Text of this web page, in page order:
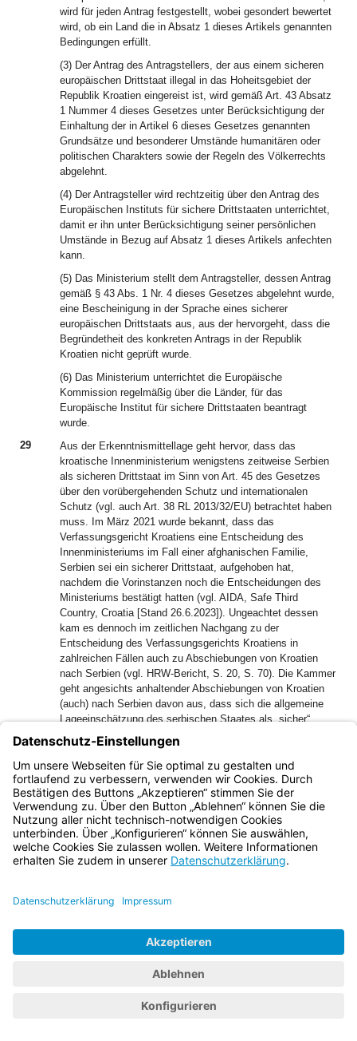
wird für jeden Antrag festgestellt, wobei gesondert bewertet
wird, ob ein Land die in Absatz 1 dieses Artikels genannten
Bedingungen erfüllt.
(3) Der Antrag des Antragstellers, der aus einem sicheren
europäischen Drittstaat illegal in das Hoheitsgebiet der
Republik Kroatien eingereist ist, wird gemäß Art. 43 Absatz
1 Nummer 4 dieses Gesetzes unter Berücksichtigung der
Einhaltung der in Artikel 6 dieses Gesetzes genannten
Grundsätze und besonderer Umstände humanitären oder
politischen Charakters sowie der Regeln des Völkerrechts
abgelehnt.
(4) Der Antragsteller wird rechtzeitig über den Antrag des
Europäischen Instituts für sichere Drittstaaten unterrichtet,
damit er ihn unter Berücksichtigung seiner persönlichen
Umstände in Bezug auf Absatz 1 dieses Artikels anfechten
kann.
(5) Das Ministerium stellt dem Antragsteller, dessen Antrag
gemäß § 43 Abs. 1 Nr. 4 dieses Gesetzes abgelehnt wurde,
eine Bescheinigung in der Sprache eines sicherer
europäischen Drittstaats aus, aus der hervorgeht, dass die
Begründetheit des konkreten Antrags in der Republik
Kroatien nicht geprüft wurde.
(6) Das Ministerium unterrichtet die Europäische
Kommission regelmäßig über die Länder, für das
Europäische Institut für sichere Drittstaaten beantragt
wurde.
29
Aus der Erkenntnismittellage geht hervor, dass das
kroatische Innenministerium wenigstens zeitweise Serbien
als sicheren Drittstaat im Sinn von Art. 45 des Gesetzes
über den vorübergehenden Schutz und internationalen
Schutz (vgl. auch Art. 38 RL 2013/32/EU) betrachtet haben
muss. Im März 2021 wurde bekannt, dass das
Verfassungsgericht Kroatiens eine Entscheidung des
Innenministeriums im Fall einer afghanischen Familie,
Serbien sei ein sicherer Drittstaat, aufgehoben hat,
nachdem die Vorinstanzen noch die Entscheidungen des
Ministeriums bestätigt hatten (vgl. AIDA, Safe Third
Country, Croatia [Stand 26.6.2023]). Ungeachtet dessen
kam es dennoch im zeitlichen Nachgang zu der
Entscheidung des Verfassungsgerichts Kroatiens in
zahlreichen Fällen auch zu Abschiebungen von Kroatien
nach Serbien (vgl. HRW-Bericht, S. 20, S. 70). Die Kammer
geht angesichts anhaltender Abschiebungen von Kroatien
(auch) nach Serbien davon aus, dass sich die allgemeine
Lageeinschätzung des serbischen Staates als „sicher“
durch Kroatien ungeachtet der Entscheidung des
Verfassungsgerichts nicht geändert hat. Dies gilt
unabhängig davon, ob die Bewertung Serbiens als „sicher“
durch Kroatien im Rahmen einer Asylentscheidung oder im
Rahmen einer Zurückweisungsentscheidung (die
europarechtlich unter die RL 2008/115/EG subsumiert
werden müsste) erfolgt. Denn mit den nach wie vor
stattfindenden Abschiebungen nach Serbien bringt Kroatien
zum Ausdruck, dass Serbien entweder im Sinn des
sicheren Drittstaatsprinzips „sicher“ sei (vgl. Art. 38 Abs. 1
Art. 6 Abs. 1 i.V.m. Art. 3 Nr. 3 Zweiter Spiegelstrich, Nr. 4
Nicht-Zurückweisung vereinbar sei (vgl. Art. 5 RL
Zu dem Erlass einer Rückkehrentscheidung enthält das
welches die Kammer ebenso von einem KI-Tool hat
übersetzen lassen, folgende Regelungen: